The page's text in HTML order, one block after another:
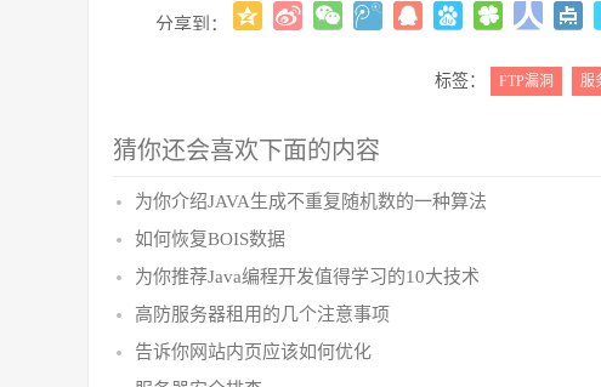
分享到：
标签： FTP漏洞 服
猜你还会喜欢下面的内容
为你介绍JAVA生成不重复随机数的一种算法
如何恢复BOIS数据
为你推荐Java编程开发值得学习的10大技术
高防服务器租用的几个注意事项
告诉你网站内页应该如何优化